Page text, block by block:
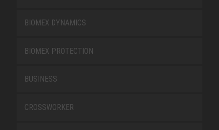
BIOMEX DYNAMICS
BIOMEX PROTECTION
BUSINESS
CROSSWORKER